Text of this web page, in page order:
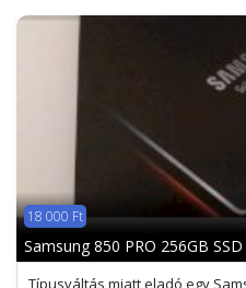
18 000 Ft
Samsung 850 PRO 256GB SSD
Típusváltás miatt eladó egy